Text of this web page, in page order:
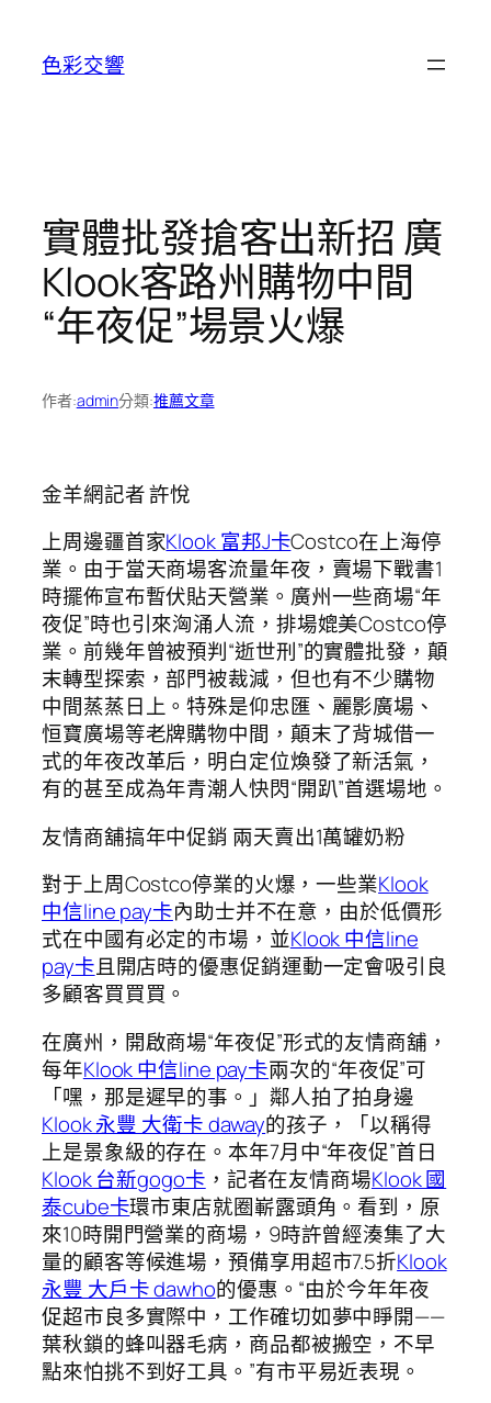
色彩交響
實體批發搶客出新招 廣
Klook客路州購物中間
“年夜促”場景火爆
作者:admin分類:推薦文章
金羊網記者 許悅
上周邊疆首家Klook 富邦J卡Costco在上海停
業。由于當天商場客流量年夜，賣場下戰書1
時擺佈宣布暫伏貼天營業。廣州一些商場“年
夜促”時也引來洶涌人流，排場媲美Costco停
業。前幾年曾被預判“逝世刑”的實體批發，顛
末轉型探索，部門被裁減，但也有不少購物
中間蒸蒸日上。特殊是仰忠匯、麗影廣場、
恒寶廣場等老牌購物中間，顛末了背城借一
式的年夜改革后，明白定位煥發了新活氣，
有的甚至成為年青潮人快閃“開趴”首選場地。
友情商舖搞年中促銷 兩天賣出1萬罐奶粉
對于上周Costco停業的火爆，一些業Klook
中信line pay卡內助士并不在意，由於低價形
式在中國有必定的市場，並Klook 中信line
pay卡且開店時的優惠促銷運動一定會吸引良
多顧客買買買。
在廣州，開啟商場“年夜促”形式的友情商舖，
每年Klook 中信line pay卡兩次的“年夜促”可
「嘿，那是遲早的事。」鄰人拍了拍身邊
Klook 永豐 大衛卡 daway的孩子，「以稱得
上是景象級的存在。本年7月中“年夜促”首日
Klook 台新gogo卡 ，記者在友情商場Klook 國
泰cube卡環市東店就圈嶄露頭角。看到，原
來10時開門營業的商場，9時許曾經湊集了大
量的顧客等候進場，預備享用超市7.5折Klook
永豐 大戶卡 dawho的優惠。“由於今年年夜
促超市良多實際中，工作確切如夢中睜開——
葉秋鎖的蜂叫器毛病，商品都被搬空，不早
點來怕挑不到好工具。”有市平易近表現。